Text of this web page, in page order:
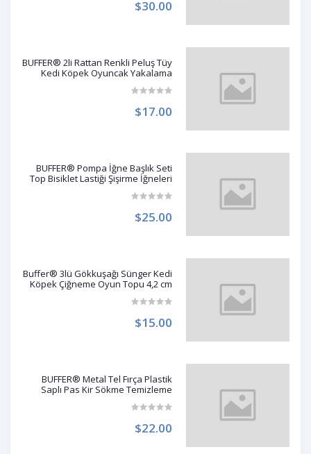
$30.00
BUFFER® 2li Rattan Renkli Peluş Tüy
Kedi Köpek Oyuncak Yakalama
$17.00
BUFFER® Pompa İğne Başlık Seti
Top Bisiklet Lastiği Şişirme İğneleri
$25.00
Buffer® 3lü Gökkuşağı Sünger Kedi
Köpek Çiğneme Oyun Topu 4,2 cm
$15.00
BUFFER® Metal Tel Fırça Plastik
Saplı Pas Kir Sökme Temizleme
$22.00